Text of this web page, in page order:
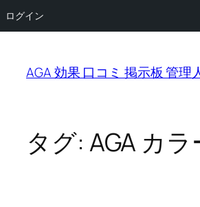
ログイン
AGA 効果 口コミ 掲示板 管理
タグ: AGA カラ